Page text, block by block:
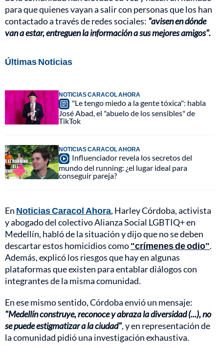
para que quienes vayan a salir con personas que los han
contactado a través de redes sociales: "avisen en dónde
van a estar, entreguen la información a sus mejores amigos".
Últimas Noticias
NOTICIAS CARACOL AHORA
"Le tengo miedo a la gente tóxica": habla
José Abad, el "abuelo de los sensibles" de
TikTok
NOTICIAS CARACOL AHORA
Influenciador revela los secretos del
mundo del running: ¿el lugar ideal para
conseguir pareja?
En Noticias Caracol Ahora, Harley Córdoba, activista
y abogado del colectivo Alianza Social LGBTIQ+ en
Medellín, habló de la situación y dijo que no se deben
descartar estos homicidios como"crímenes de odio".
Además, explicó los riesgos que hay en algunas
plataformas que existen para entablar diálogos con
integrantes de la misma comunidad.
En ese mismo sentido, Córdoba envió un mensaje:
"Medellín construye, reconoce y abraza la diversidad (...), no
se puede estigmatizar a la ciudad", y en representación de
la comunidad pidió una investigación exhaustiva.